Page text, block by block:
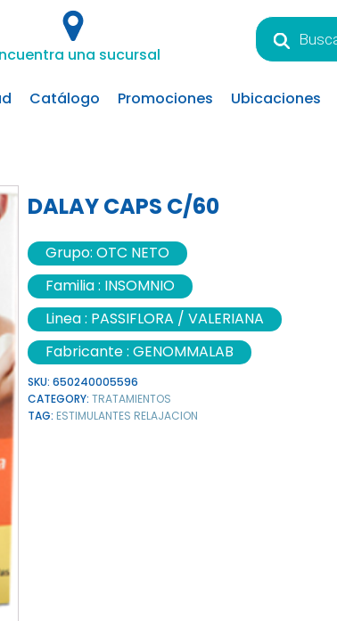
una sucursal
Búsqueda
de
productos
Catálogo Promociones Ubicaciones
DALAY CAPS C/60
Grupo: OTC NETO
Familia : INSOMNIO
Linea : PASSIFLORA / VALERIANA
Fabricante : GENOMMALAB
SKU: 650240005596
CATEGORY: TRATAMIENTOS
TAG: ESTIMULANTES RELAJACION